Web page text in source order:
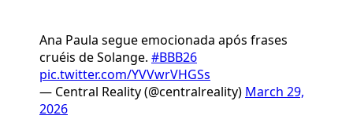
Ana Paula segue emocionada após frases
cruéis de Solange. #BBB26
pic.twitter.com/YVVwrVHGSs
— Central Reality (@centralreality) March 29,
2026